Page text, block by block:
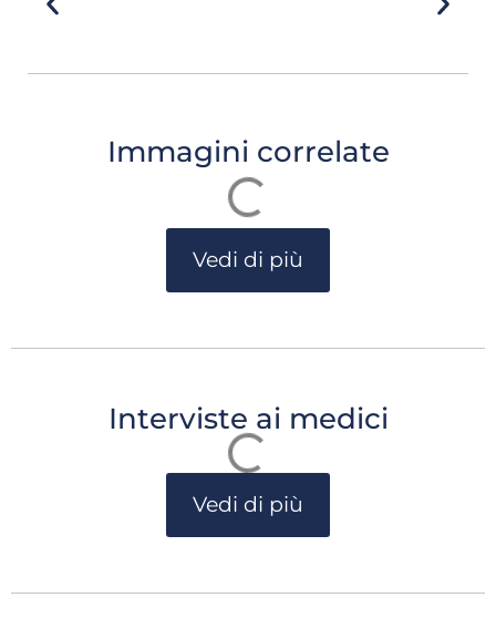
Immagini correlate
Vedi di più
Interviste ai medici
Vedi di più